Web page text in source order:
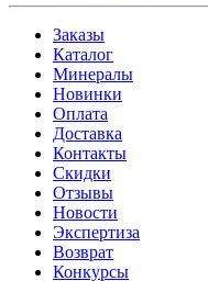
Заказы
Каталог
Минералы
Новинки
Оплата
Доставка
Контакты
Скидки
Отзывы
Новости
Экспертиза
Возврат
Конкурсы